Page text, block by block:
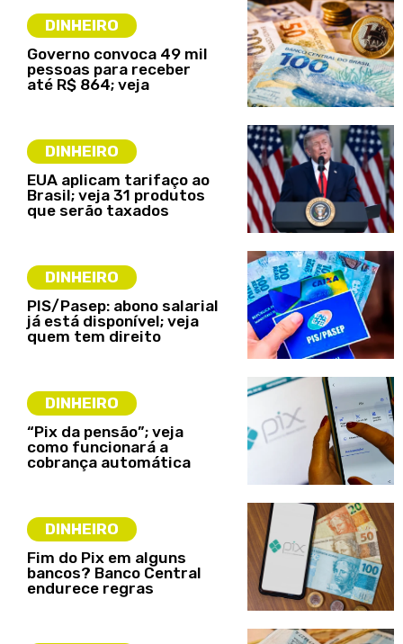
DINHEIRO
Governo convoca 49 mil
pessoas para receber
até R$ 864; veja
DINHEIRO
EUA aplicam tarifaço ao
Brasil; veja 31 produtos
que serão taxados
DINHEIRO
PIS/Pasep: abono salarial
já está disponível; veja
quem tem direito
DINHEIRO
“Pix da pensão”; veja
como funcionará a
cobrança automática
DINHEIRO
Fim do Pix em alguns
bancos? Banco Central
endurece regras